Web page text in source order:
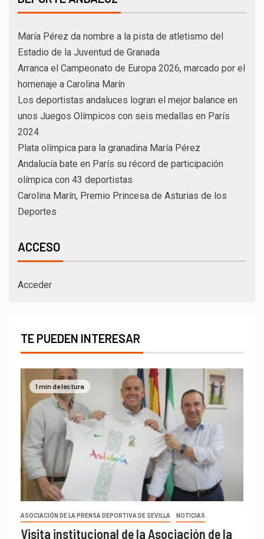
María Pérez da nombre a la pista de atletismo del
Estadio de la Juventud de Granada
Arranca el Campeonato de Europa 2026, marcado por el
homenaje a Carolina Marín
Los deportistas andaluces logran el mejor balance en
unos Juegos Olímpicos con seis medallas en París
2024
Plata olímpica para la granadina María Pérez
Andalucía bate en París su récord de participación
olímpica con 43 deportistas
Carolina Marín, Premio Princesa de Asturias de los
Deportes
ACCESO
Acceder
TE PUEDEN INTERESAR
1 min de lectura
ASOCIACIÓN DE LA PRENSA DEPORTIVA DE SEVILLA NOTICIAS
Visita institucional de la Asociación de la